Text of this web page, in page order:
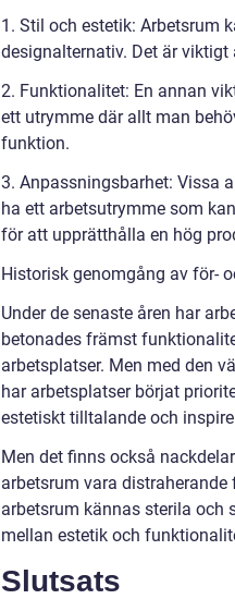
1. Stil och estetik: Arbetsrum
designalternativ. Det är
2. Funktionalitet: En annan
ett utrymme där allt man
funktion.
3. Anpassningsbarhet: Vissa
ha ett arbetsutrymme som
för att upprätthålla en hög
Historisk genomgång av för-
Under de senaste åren har
betonades främst
arbetsplatser. Men med den
har arbetsplatser börjat
estetiskt tilltalande och
Men det finns också
arbetsrum vara
arbetsrum kännas sterila och
mellan estetik och
Slutsats